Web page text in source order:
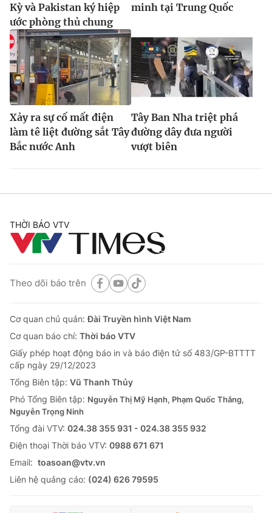
Kỳ và Pakistan ký hiệp
ước phòng thủ chung
minh tại Trung Quốc
Xảy ra sự cố mất điện
làm tê liệt đường sắt Tây
Bắc nước Anh
Tây Ban Nha triệt phá
đường dây đưa người
vượt biên
THỜI BÁO VTV
Theo dõi báo trên
Cơ quan chủ quản:Đài Truyền hình Việt Nam
Cơ quan báo chí: Thời báo VTV
Giấy phép hoạt động báo in và báo điện tử số 483/GP-BTTTT
cấp ngày 29/12/2023
Tổng Biên tập: Vũ Thanh Thủy
Phó Tổng Biên tập: Nguyễn Thị Mỹ Hạnh, Phạm Quốc Thắng,
Nguyễn Trọng Ninh
Tổng đài VTV: 024.38 355 931 - 024.38 355 932
Ðiện thoại Thời báo VTV: 0988 671 671
Email: toasoan@vtv.vn
Liên hệ quảng cáo: (024) 626 79595